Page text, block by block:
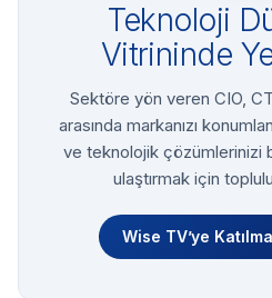
Teknoloji
Vitrininde
Sektöre yön veren CIO,
arasında markanızı
ve teknolojik çözümlerinizi
ulaştırmak için
Wise TV’ye